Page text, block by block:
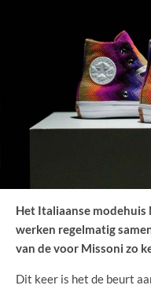
Het Italiaanse
werken regelmatig
van de voor Missoni zo
Dit keer is het de beurt